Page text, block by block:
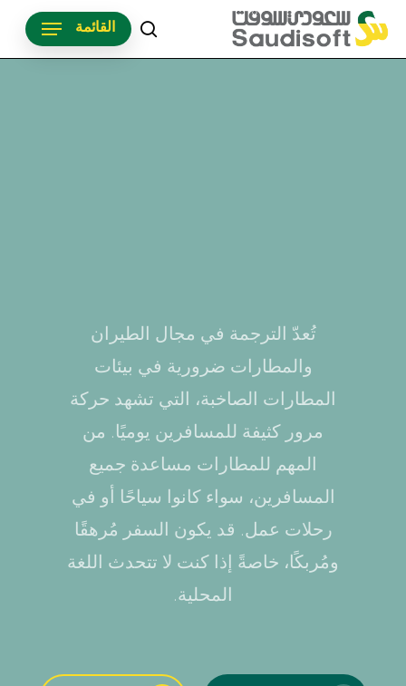
search
القائمة
تُعدّ الترجمة في مجال الطيران
والمطارات ضرورية في بيئات
المطارات الصاخبة، التي تشهد حركة
مرور كثيفة للمسافرين يوميًا. من
المهم للمطارات مساعدة جميع
المسافرين، سواء كانوا سياحًا أو في
رحلات عمل. قد يكون السفر مُرهقًا
ومُربكًا، خاصةً إذا كنت لا تتحدث اللغة
المحلية.